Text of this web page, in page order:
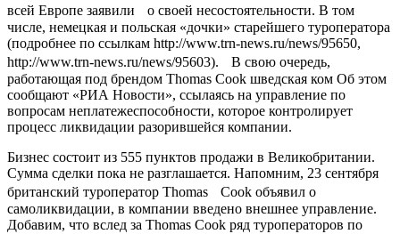
всей Европе заявили о своей несостоятельности. В том
числе, немецкая и польская «дочки» старейшего туроператора
(подробнее по ссылкам http://www.trn-news.ru/news/95650,
http://www.trn-news.ru/news/95603). В свою очередь,
работающая под брендом Thomas Cook шведская ком Об этом
сообщают «РИА Новости», ссылаясь на управление по
вопросам неплатежеспособности, которое контролирует
процесс ликвидации разорившейся компании.
Бизнес состоит из 555 пунктов продажи в Великобритании.
Сумма сделки пока не разглашается. Напомним, 23 сентября
британский туроператор Thomas Cook объявил о
самоликвидации, в компании введено внешнее управление.
Добавим, что вслед за Thomas Cook ряд туроператоров по